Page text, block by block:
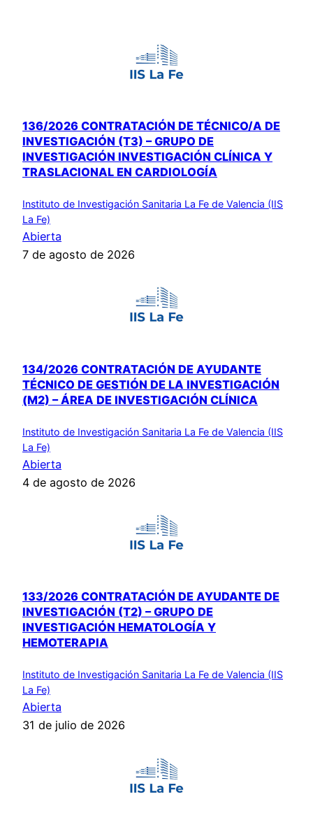
136/2026 CONTRATACIÓN DE TÉCNICO/A DE
INVESTIGACIÓN (T3) – GRUPO DE
INVESTIGACIÓN INVESTIGACIÓN CLÍNICA Y
TRASLACIONAL EN CARDIOLOGÍA
Instituto de Investigación Sanitaria La Fe de Valencia (IIS
La Fe)
Abierta
7 de agosto de 2026
134/2026 CONTRATACIÓN DE AYUDANTE
TÉCNICO DE GESTIÓN DE LA INVESTIGACIÓN
(M2) – ÁREA DE INVESTIGACIÓN CLÍNICA
Instituto de Investigación Sanitaria La Fe de Valencia (IIS
La Fe)
Abierta
4 de agosto de 2026
133/2026 CONTRATACIÓN DE AYUDANTE DE
INVESTIGACIÓN (T2) – GRUPO DE
INVESTIGACIÓN HEMATOLOGÍA Y
HEMOTERAPIA
Instituto de Investigación Sanitaria La Fe de Valencia (IIS
La Fe)
Abierta
31 de julio de 2026